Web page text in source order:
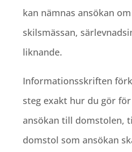
kan nämnas ansökan
skilsmässan,
liknande.
Informationsskriften
steg exakt hur du gör
ansökan till domstolen,
domstol som ansökan